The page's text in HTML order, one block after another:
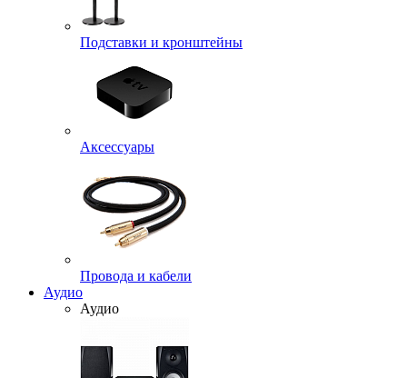
Подставки и кронштейны
Аксессуары
Провода и кабели
Аудио
Аудио